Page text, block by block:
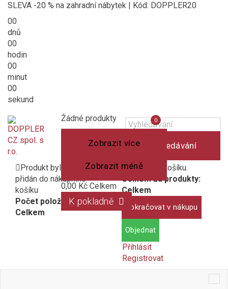
SLEVA -20 % na zahradní nábytek | Kód: DOPPLER20
00
dnů
00
hodin
00
minut
00
sekund
Vyhledávání
Košík
(prázdný)
Žádné produkty
Zobrazit více
Zobrazit méně
0,00 Kč Celkem
K pokladně
Produkt byl úspěšně
přidán do nákupního
košíku
Počet položek:
Celkem
1 produkt v košíku.
Celkem za produkty:
Celkem
Pokračovat v nákupu
Objednat
Přihlásit
Registrovat
Porovnání
produktů
0